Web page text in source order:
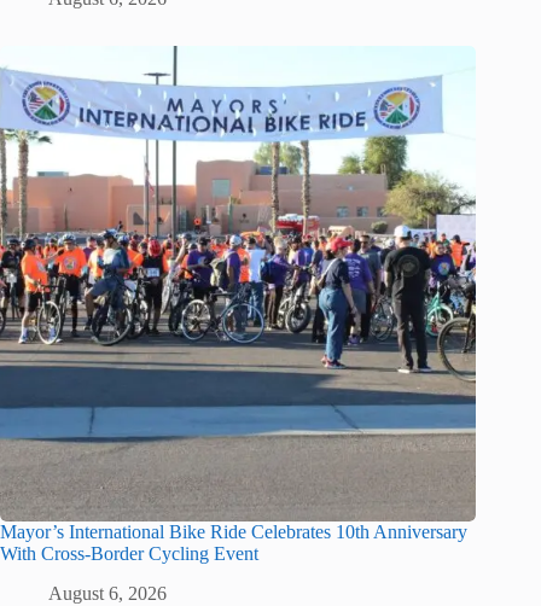
Mayor’s International Bike Ride Celebrates 10th Anniversary
With Cross-Border Cycling Event
August 6, 2026